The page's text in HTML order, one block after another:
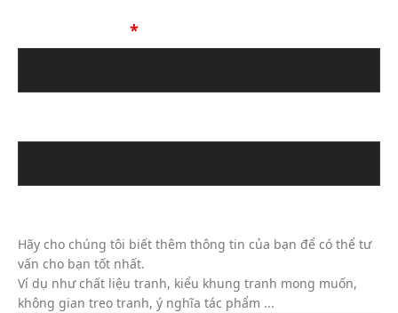
*
Hãy cho chúng tôi biết thêm thông tin của bạn để có thể tư
vấn cho bạn tốt nhất.
Ví dụ như chất liệu tranh, kiểu khung tranh mong muốn,
không gian treo tranh, ý nghĩa tác phẩm ...